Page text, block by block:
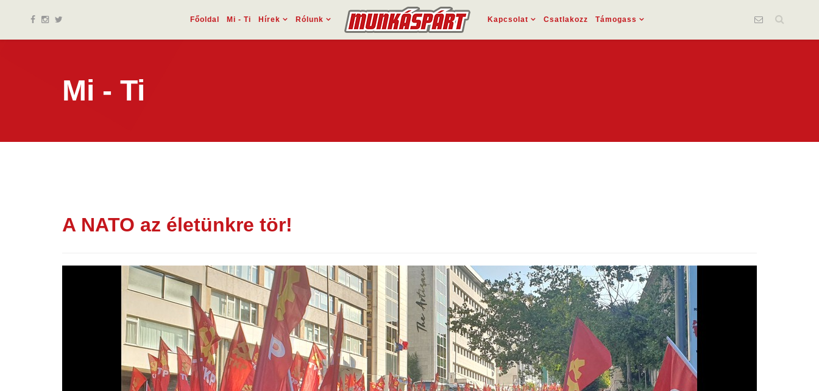
Főoldal Mi - Ti Hírek Rólunk Kapcsolat Csatlakozz Támogass
Mi - Ti
07 júl.
A NATO az életünkre tör!